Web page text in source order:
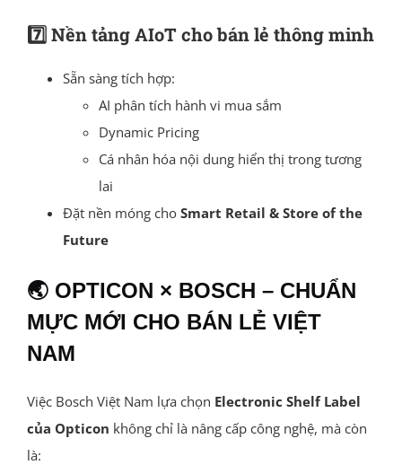
7️⃣ Nền tảng AIoT cho bán lẻ thông minh
Sẵn sàng tích hợp:
AI phân tích hành vi mua sắm
Dynamic Pricing
Cá nhân hóa nội dung hiển thị trong tương
lai
Đặt nền móng cho Smart Retail & Store of the
Future
🌏 OPTICON × BOSCH – CHUẨN
MỰC MỚI CHO BÁN LẺ VIỆT
NAM
Việc Bosch Việt Nam lựa chọn Electronic Shelf Label
của Opticon không chỉ là nâng cấp công nghệ, mà còn
là: